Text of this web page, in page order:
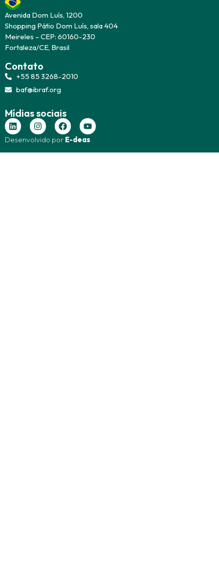
Avenida Dom Luís, 1200
Shopping Pátio Dom Luís, sala 404
Meireles – CEP: 60160-230
Fortaleza/CE, Brasil
Contato
+55 85 3268-2010
baf@ibraf.org
Mídias sociais
Desenvolvido por E-deas